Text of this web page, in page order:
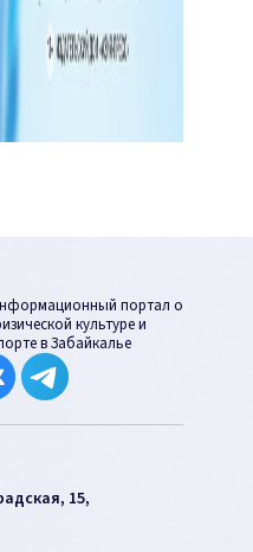
портал о
культуре и
в Забайкалье
15,